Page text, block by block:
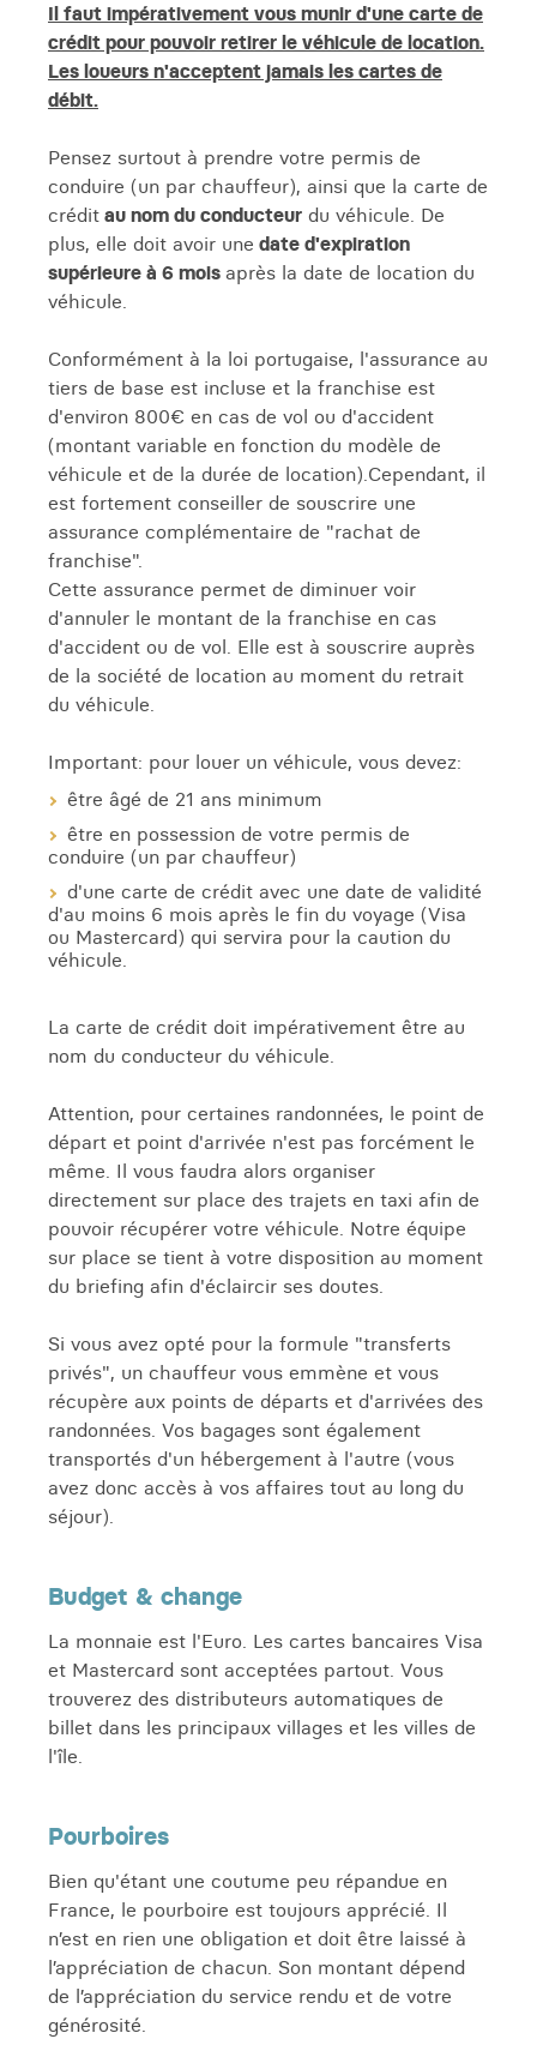
Il faut impérativement vous munir d'une carte de
crédit pour pouvoir retirer le véhicule de location.
Les loueurs n'acceptent jamais les cartes de
débit.
Pensez surtout à prendre votre permis de
conduire (un par chauffeur), ainsi que la carte de
crédit au nom du conducteur du véhicule. De
plus, elle doit avoir une date d'expiration
supérieure à 6 mois après la date de location du
véhicule.
Conformément à la loi portugaise, l'assurance au
tiers de base est incluse et la franchise est
d'environ 800€ en cas de vol ou d'accident
(montant variable en fonction du modèle de
véhicule et de la durée de location).Cependant, il
est fortement conseiller de souscrire une
assurance complémentaire de "rachat de
franchise".
Cette assurance permet de diminuer voir
d'annuler le montant de la franchise en cas
d'accident ou de vol. Elle est à souscrire auprès
de la société de location au moment du retrait
du véhicule.
Important: pour louer un véhicule, vous devez:
être âgé de 21 ans minimum
être en possession de votre permis de
conduire (un par chauffeur)
d'une carte de crédit avec une date de validité
d'au moins 6 mois après le fin du voyage (Visa
ou Mastercard) qui servira pour la caution du
véhicule.
La carte de crédit doit impérativement être au
nom du conducteur du véhicule.
Attention, pour certaines randonnées, le point de
départ et point d'arrivée n'est pas forcément le
même. Il vous faudra alors organiser
directement sur place des trajets en taxi afin de
pouvoir récupérer votre véhicule. Notre équipe
sur place se tient à votre disposition au moment
du briefing afin d'éclaircir ses doutes.
Si vous avez opté pour la formule "transferts
privés", un chauffeur vous emmène et vous
récupère aux points de départs et d'arrivées des
randonnées. Vos bagages sont également
transportés d'un hébergement à l'autre (vous
avez donc accès à vos affaires tout au long du
séjour).
Budget & change
La monnaie est l'Euro. Les cartes bancaires Visa
et Mastercard sont acceptées partout. Vous
trouverez des distributeurs automatiques de
billet dans les principaux villages et les villes de
l'île.
Pourboires
Bien qu'étant une coutume peu répandue en
France, le pourboire est toujours apprécié. Il
n’est en rien une obligation et doit être laissé à
l’appréciation de chacun. Son montant dépend
de l’appréciation du service rendu et de votre
générosité.